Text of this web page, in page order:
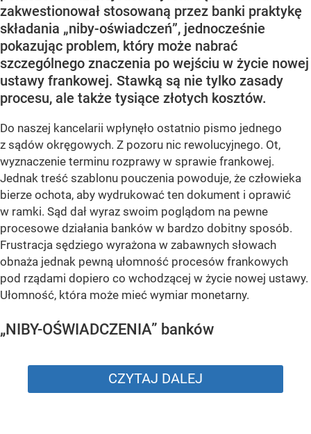
zakwestionował stosowaną przez banki praktykę
składania „niby-oświadczeń”, jednocześnie
pokazując problem, który może nabrać
szczególnego znaczenia po wejściu w życie nowej
ustawy frankowej. Stawką są nie tylko zasady
procesu, ale także tysiące złotych kosztów.
Do naszej kancelarii wpłynęło ostatnio pismo jednego
z sądów okręgowych. Z pozoru nic rewolucyjnego. Ot,
wyznaczenie terminu rozprawy w sprawie frankowej.
Jednak treść szablonu pouczenia powoduje, że człowieka
bierze ochota, aby wydrukować ten dokument i oprawić
w ramki. Sąd dał wyraz swoim poglądom na pewne
procesowe działania banków w bardzo dobitny sposób.
Frustracja sędziego wyrażona w zabawnych słowach
obnaża jednak pewną ułomność procesów frankowych
pod rządami dopiero co wchodzącej w życie nowej ustawy.
Ułomność, która może mieć wymiar monetarny.
„NIBY-OŚWIADCZENIA” banków
CZYTAJ DALEJ